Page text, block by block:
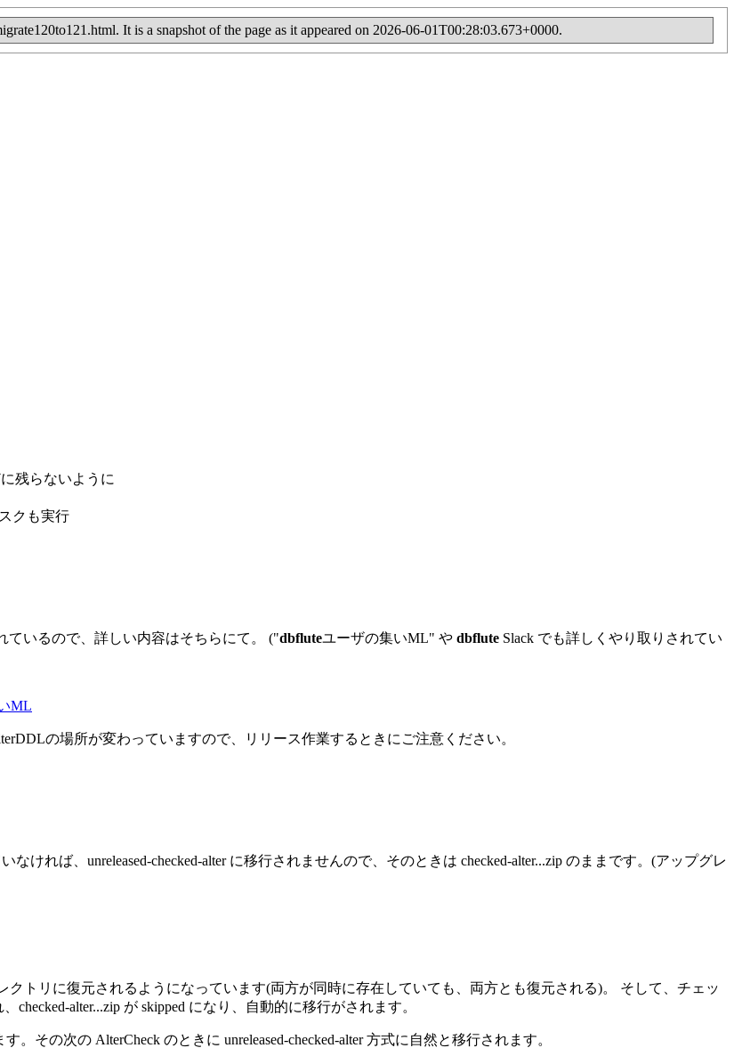
It is a snapshot of the page as it appeared on 2026-06-01T00:28:03.673+0000.
残らないように
クも実行
いるので、詳しい内容はそちらにて。 ("dbfluteユーザの集いML" や dbflute Slack でも詳しくやり取りされてい
ML
の場所が変わっていますので、リリース作業するときにご注意ください。
ければ、unreleased-checked-alter に移行されませんので、そのときは checked-alter...zip のままです。 (アップグレ
クトリに復元されるようになっています(両方が同時に存在していても、両方とも復元される)。 そして、チェッ
checked-alter...zip が skipped になり、自動的に移行がされます。
。その次の AlterCheck のときに unreleased-checked-alter 方式に自然と移行されます。